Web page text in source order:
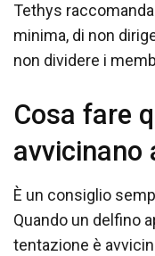
Tethys
minima, di non
non dividere i
Cosa fare
avvicinano
È un consiglio
Quando un delfino
tentazione è